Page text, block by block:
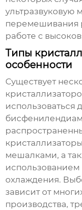
ультразвуковую
перемешивания
работе с
Типы
особенности
Существует
использоваться
мешалками, а
использованием
охлаждения.
зависит от
производства,